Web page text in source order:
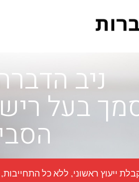
ניב
בעל
ייעוץ ראשוני, ללא כל התחייבות, ניתן